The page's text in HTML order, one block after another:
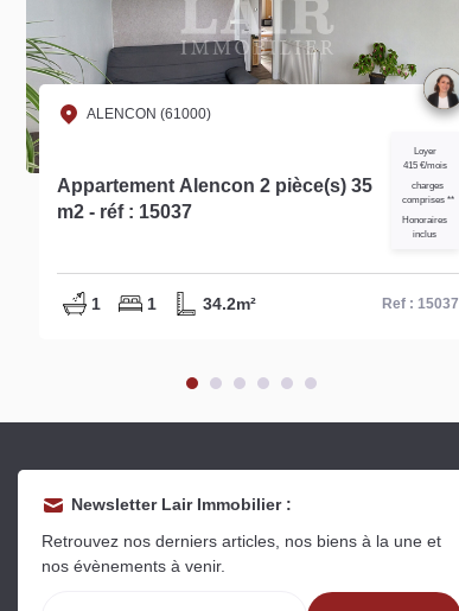
ALENCON (61000)
Appartement Alencon 2 pièce(s) 35
m2 - réf : 15037
Loyer
415 €/mois
charges
comprises **
Honoraires
inclus
1 1 34.2m² Ref : 15037
Newsletter Lair Immobilier :
Retrouvez nos derniers articles, nos biens à la une et
nos évènements à venir.